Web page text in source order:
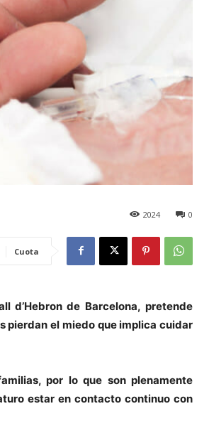
0
2024
Cuota
d’Hebron de Barcelona, pretende
pierdan el miedo que implica cuidar
por lo que son plenamente
estar en contacto continuo con